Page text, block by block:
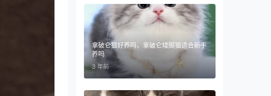
拿破仑猫好养吗，拿破仑矮脚猫适合新手
养吗
3 年前